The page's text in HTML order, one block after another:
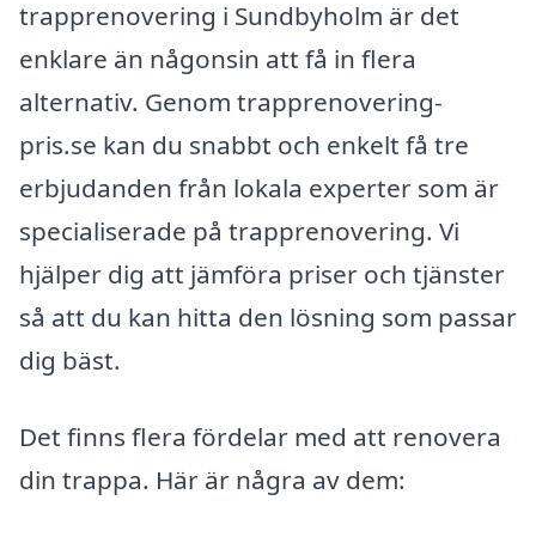
trapprenovering i Sundbyholm är det
enklare än någonsin att få in flera
alternativ. Genom trapprenovering-
pris.se kan du snabbt och enkelt få tre
erbjudanden från lokala experter som är
specialiserade på trapprenovering. Vi
hjälper dig att jämföra priser och tjänster
så att du kan hitta den lösning som passar
dig bäst.
Det finns flera fördelar med att renovera
din trappa. Här är några av dem: